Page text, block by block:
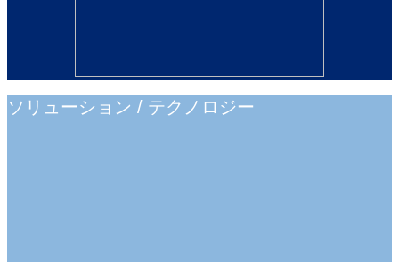
ソリューション / テクノロジー